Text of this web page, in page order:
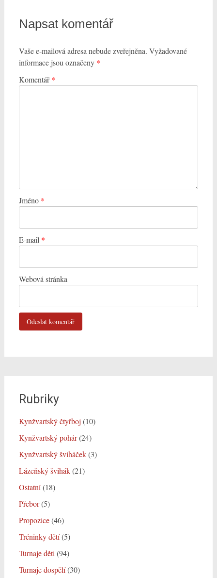
Napsat komentář
Vaše e-mailová adresa nebude zveřejněna. Vyžadované
informace jsou označeny *
Komentář*
Jméno *
E-mail *
Webová stránka
Rubriky
Kynžvartský čtyřboj (10)
Kynžvartský pohár(24)
Kynžvartský šviháček(3)
Lázeňský švihák(21)
Ostatní(18)
Přebor(5)
Propozice(46)
Tréninky dětí(5)
Turnaje děti (94)
Turnaje dospělí(30)